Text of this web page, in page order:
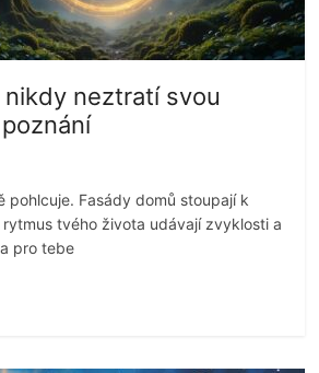
nikdy neztratí svou
pohlcuje. Fasády domů stoupají k
tvého života udávají zvyklosti a
pro tebe